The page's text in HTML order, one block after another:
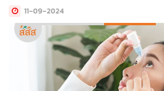
11-09-2024